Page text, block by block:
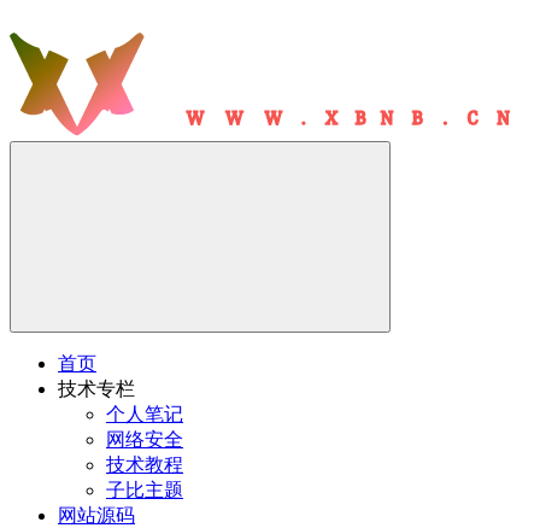
首页
技术专栏
个人笔记
网络安全
技术教程
子比主题
网站源码